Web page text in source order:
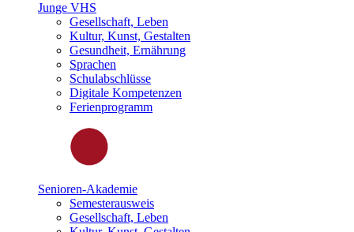
Junge VHS
Gesellschaft, Leben
Kultur, Kunst, Gestalten
Gesundheit, Ernährung
Sprachen
Schulabschlüsse
Digitale Kompetenzen
Ferienprogramm
Senioren-Akademie
Semesterausweis
Gesellschaft, Leben